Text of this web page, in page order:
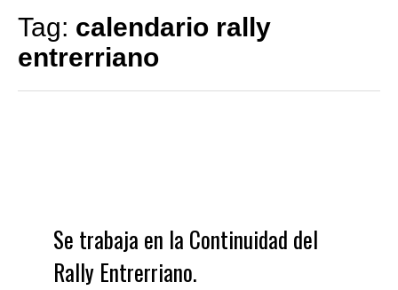
Tag: calendario rally
entrerriano
Se trabaja en la Continuidad del
Rally Entrerriano.